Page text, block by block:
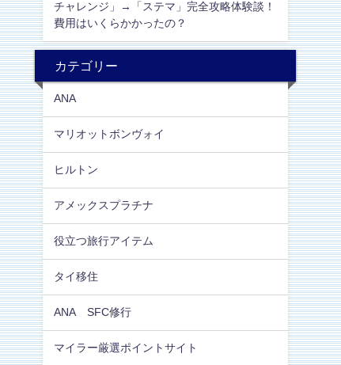
チャレンジ」→「ステマ」完全攻略体験談！
費用はいくらかかったの？
カテゴリー
ANA
マリオットボンヴォイ
ヒルトン
アメックスプラチナ
役立つ旅行アイテム
タイ移住
ANA SFC修行
マイラー厳選ポイントサイト